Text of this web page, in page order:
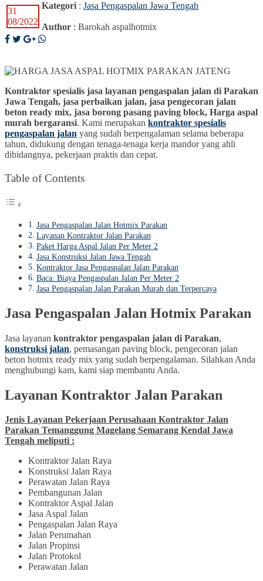
31
08/2022
Kategori : Jasa Pengaspalan Jawa Tengah
Author : Barokah aspalhotmix
Kontraktor spesialis jasa layanan pengaspalan jalan di Parakan
Jawa Tengah, jasa perbaikan jalan, jasa pengecoran jalan
beton ready mix, jasa borong pasang paving block, Harga aspal
murah bergaransi. Kami merupakan kontraktor spesialis
pengaspalan jalan yang sudah berpengalaman selama beberapa
tahun, didukung dengan tenaga-tenaga kerja mandor yang ahli
dibidangnya, pekerjaan praktis dan cepat.
Table of Contents
Jasa Pengaspalan Jalan Hotmix Parakan
Layanan Kontraktor Jalan Parakan
Paket Harga Aspal Jalan Per Meter 2
Jasa Konstruksi Jalan Jawa Tengah
Kontraktor Jasa Pengaspalan Jalan Parakan
Baca: Biaya Pengaspalan Jalan Per Meter 2
Jasa Pengaspalan Jalan Parakan Murah dan Terpercaya
Jasa Pengaspalan Jalan Hotmix Parakan
Jasa layanan kontraktor pengaspalan jalan di Parakan,
konstruksi jalan, pemasangan paving block, pengecoran jalan
beton hotmix ready mix yang sudah berpengalaman. Silahkan Anda
menghubungi kam, kami siap membantu Anda.
Layanan Kontraktor Jalan Parakan
Jenis Layanan Pekerjaan Perusahaan Kontraktor Jalan
Parakan Temanggung Magelang Semarang Kendal Jawa
Tengah meliputi :
Kontraktor Jalan Raya
Konstruksi Jalan Raya
Perawatan Jalan Raya
Pembangunan Jalan
Kontraktor Aspal Jalan
Jasa Aspal Jalan
Pengaspalan Jalan Raya
Jalan Perumahan
Jalan Propinsi
Jalan Protokol
Perawatan Jalan